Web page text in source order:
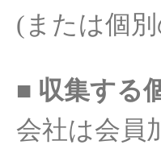
( または個
■ 収集する
会社は会員